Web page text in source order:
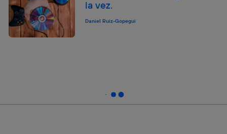
la vez.
Daniel Ruiz-Gopegui